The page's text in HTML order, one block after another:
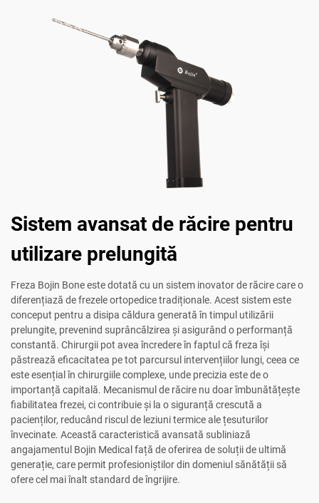
Sistem avansat de răcire pentru
utilizare prelungită
Freza Bojin Bone este dotată cu un sistem inovator de răcire care o
diferențiază de frezele ortopedice tradiționale. Acest sistem este
conceput pentru a disipa căldura generată în timpul utilizării
prelungite, prevenind suprâncălzirea și asigurând o performanță
constantă. Chirurgii pot avea încredere în faptul că freza își
păstrează eficacitatea pe tot parcursul intervențiilor lungi, ceea ce
este esențial în chirurgiile complexe, unde precizia este de o
importanță capitală. Mecanismul de răcire nu doar îmbunătățește
fiabilitatea frezei, ci contribuie și la o siguranță crescută a
pacienților, reducând riscul de leziuni termice ale țesuturilor
învecinate. Această caracteristică avansată subliniază
angajamentul Bojin Medical față de oferirea de soluții de ultimă
generație, care permit profesioniștilor din domeniul sănătății să
ofere cel mai înalt standard de îngrijire.